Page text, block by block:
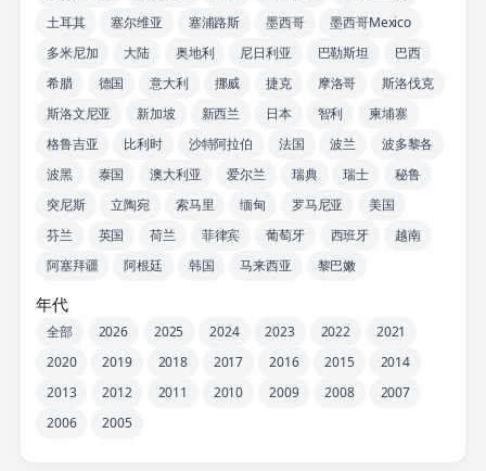
土耳其
塞尔维亚 塞浦路斯 墨西哥
墨西哥Mexico
多米尼加
大陆 奥地利 尼日利亚 巴勒斯坦
巴西
希腊
德国 意大利 挪威 捷克 摩洛哥
斯洛伐克
斯洛文尼亚
新加坡 新西兰 日本 智利
柬埔寨
格鲁吉亚
比利时 沙特阿拉伯 法国 波兰
波多黎各
波黑
泰国 澳大利亚 爱尔兰 瑞典 瑞士
秘鲁
突尼斯
立陶宛 索马里 缅甸 罗马尼亚
美国
芬兰
英国 荷兰 菲律宾 葡萄牙 西班牙
越南
阿塞拜疆
阿根廷 韩国 马来西亚 黎巴嫩
年代
全部 2026 2025 2024 2023 2022
2021
2020
2019 2018 2017 2016 2015
2014
2013
2012 2011 2010 2009 2008
2007
2006
2005